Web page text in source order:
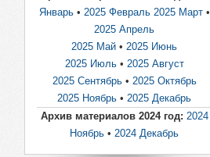
Январь• 2025 Февраль 2025 Март•
2025 Апрель
2025 Май • 2025 Июнь
2025 Июль• 2025 Август
2025 Сентябрь • 2025 Октябрь
2025 Ноябрь • 2025 Декабрь
Архив материалов 2024 год: 2024
Ноябрь • 2024 Декабрь